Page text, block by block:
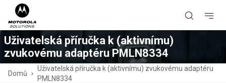
Uživatelská příručka k (aktivnímu)
zvukovému adaptéru PMLN8334
Domů
Uživatelská příručka k (aktivnímu) zvukovému adaptéru
PMLN8334